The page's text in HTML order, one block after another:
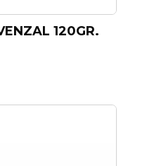
120GR.